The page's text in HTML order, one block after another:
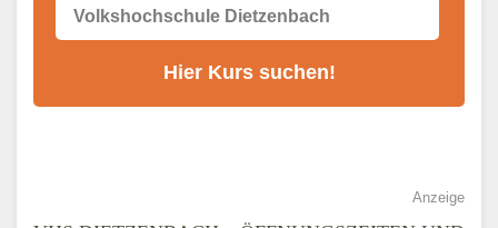
Alternativen zum VHS Programm 2026 in
Anzeige